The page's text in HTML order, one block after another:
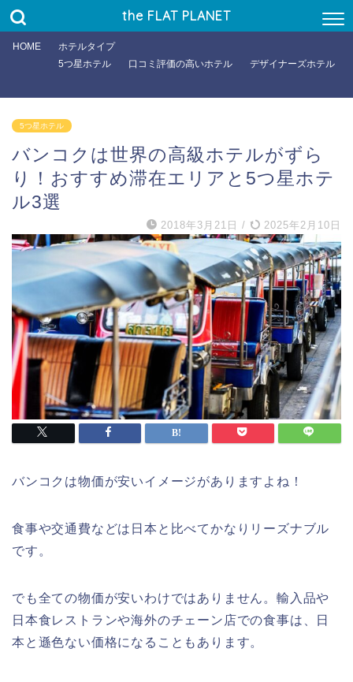
the FLAT PLANET
HOME
ホテルタイプ
5つ星ホテル
口コミ評価の高いホテル デザイナーズホテル
5つ星ホテル
バンコクは世界の高級ホテルがずら
り！おすすめ滞在エリアと5つ星ホテ
ル3選
2018年3月21日 / 2025年2月10日
バンコクは物価が安いイメージがありますよね！
食事や交通費などは日本と比べてかなりリーズナブル
です。
でも全ての物価が安いわけではありません。輸入品や
日本食レストランや海外のチェーン店での食事は、日
本と遜色ない価格になることもあります。